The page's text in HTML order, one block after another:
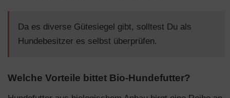
Da es diverse Gütesiegel gibt, solltest Du als
Hundebesitzer es selbst überprüfen.
Welche Vorteile bittet Bio-Hundefutter?